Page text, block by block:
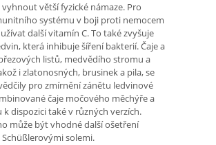
vyhnout větší fyzické námaze. Pro
systému v boji proti nemocem
další vitamín C. To také zvyšuje
která inhibuje šíření bakterií. Čaje a
listů, medvědího stromu a
i zlatonosných, brusinek a pila, se
pro zmírnění zánětu ledvinové
čaje močového měchýře a
k dispozici také v různých verzích.
může být vhodné další ošetření
solemi.